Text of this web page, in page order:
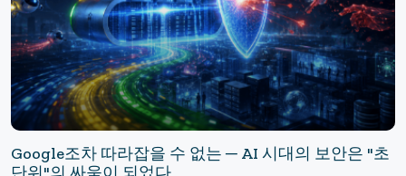
Google조차 따라잡을 수 없는 ─ AI 시대의 보안은 "초